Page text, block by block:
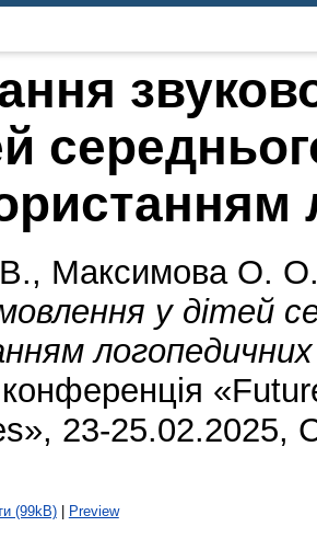
, Максимова О.
у дітей
23-25.02.2025,
(99kB)| Preview